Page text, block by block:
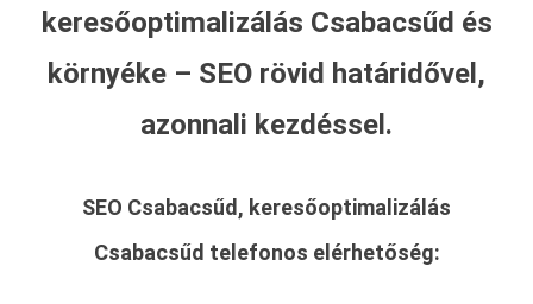
keresőoptimalizálás Csabacsűd és
környéke – SEO rövid határidővel,
azonnali kezdéssel.
SEO Csabacsűd, keresőoptimalizálás
Csabacsűd telefonos elérhetőség: